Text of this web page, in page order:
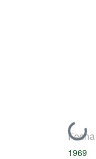
Cargando...
Fecha
1969